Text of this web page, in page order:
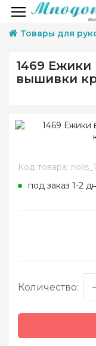
Товары для
1469 Ежики
вышивки
Код товара:
под заказ 1-2
Количество: